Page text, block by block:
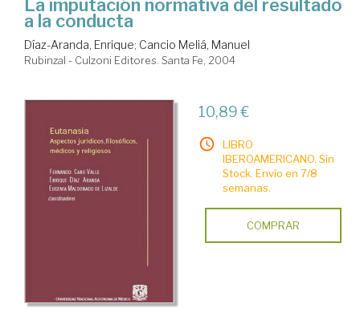
La imputación normativa del resultado
a la conducta
Díaz-Aranda, Enrique; Cancio Meliá, Manuel
Rubinzal - Culzoni Editores. Santa Fe, 2004
10,89 €
LIBRO
IBEROAMERICANO. Sin
Stock. Envío en 7/8
semanas.
COMPRAR